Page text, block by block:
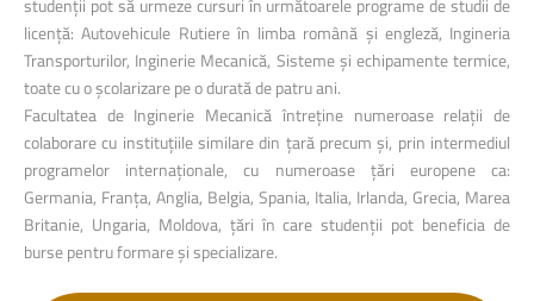
licență: Autovehicule Rutiere în limba română și engleză, Ingineria
Transporturilor, Inginerie Mecanică, Sisteme și echipamente termice,
toate cu o școlarizare pe o durată de patru ani.
Facultatea de Inginerie Mecanică întreține numeroase relații de
colaborare cu instituțiile similare din țară precum și, prin intermediul
programelor internaționale, cu numeroase țări europene ca:
Germania, Franța, Anglia, Belgia, Spania, Italia, Irlanda, Grecia, Marea
Britanie, Ungaria, Moldova, țări în care studenții pot beneficia de
burse pentru formare și specializare.